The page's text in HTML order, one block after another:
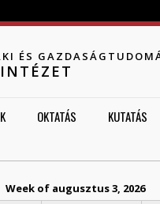
ÉS
OKTATÁS KUTATÁS
Week of augusztus 3, 2026